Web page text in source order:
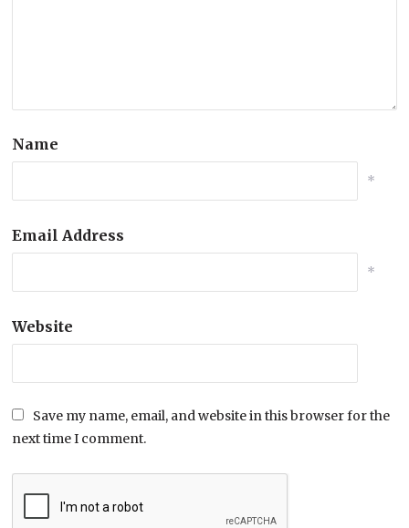
Name
*
Email Address
*
Website
Save my name, email, and website in this browser for the
next time I comment.